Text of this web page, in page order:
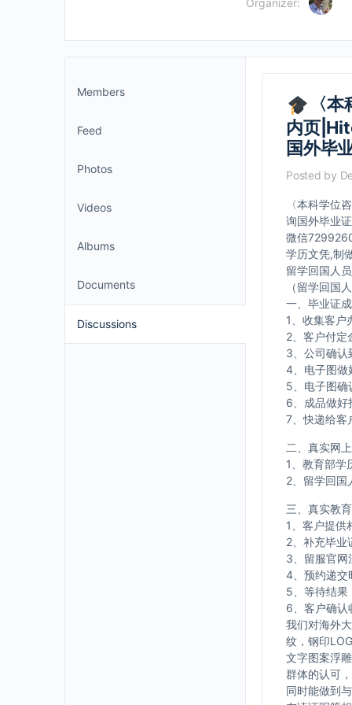
Organizer:
Members
Feed
Photos
Videos
Albums
Documents
Discussions
〈
内页
国外毕
Posted by
〈本科学位
询国外毕业
微信
学历文凭,制
留学回国人
（留学回国
一、毕业证
1、收集客户
2、客户付定
3、公司确认
4、电子图做
5、电子图确
6、成品做好
7、快递给客
二、真实网
1、教育部学
2、留学回国
三、真实教
1、客户提供
2、补充毕业
3、留服官网
4、预约递交
5、等待结果
6、客户确认
我们对海外
纹，钢印
文字图案浮
群体的认可
同时能做到